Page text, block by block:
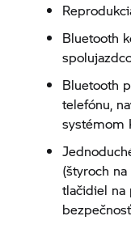
Bluetooth
Bluetooth
telefónu,
systémom
(štyroch
tlačidiel